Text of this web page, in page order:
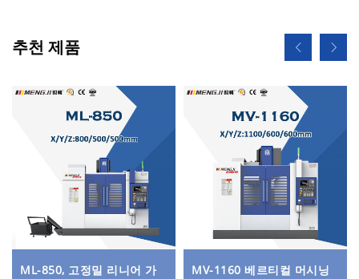
추천 제품
ML-850, 고정밀 리니어 가
MV-1160 베르티컬 머시닝